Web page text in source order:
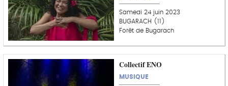
Samedi 24 juin 2023
BUGARACH (11)
Forêt de Bugarach
Collectif ENO
MUSIQUE